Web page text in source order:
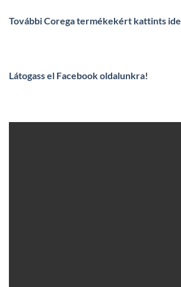
További Corega termékekért kattints ide
Látogass el Facebook oldalunkra!